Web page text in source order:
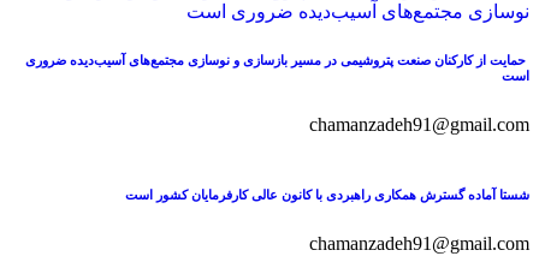
حمایت از کارکنان صنعت پتروشیمی در مسیر بازسازی و نوسازی مجتمع‌های آسیب‌دیده ضروری
است
chamanzadeh91@gmail.com
شستا آماده گسترش همکاری راهبردی با کانون عالی کارفرمایان کشور است
chamanzadeh91@gmail.com